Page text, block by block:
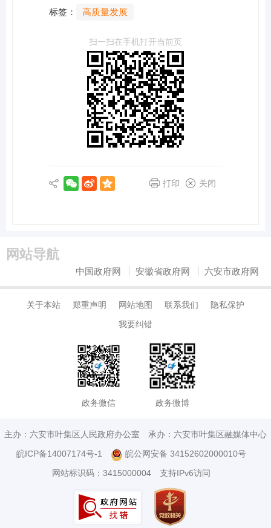
标签： 高质量发展
扫一扫在手机打开当前页
打印 关闭
网站导航
中国政府网 安徽省政府网 六安市政府网
关于本站 郑重声明 网站地图 联系我们
隐私保护
我要纠错
政务微信 政务微博
主办：六安市叶集区人民政府办公室
承办：六安市叶集区融媒体中心
皖ICP备14007174号-1
皖公网安备 34152602000010号
网站标识码：3415000004
支持IPv6访问